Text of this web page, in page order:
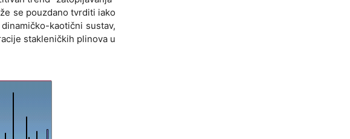
se pouzdano tvrditi iako
kaotični sustav,
stakleničkih plinova u